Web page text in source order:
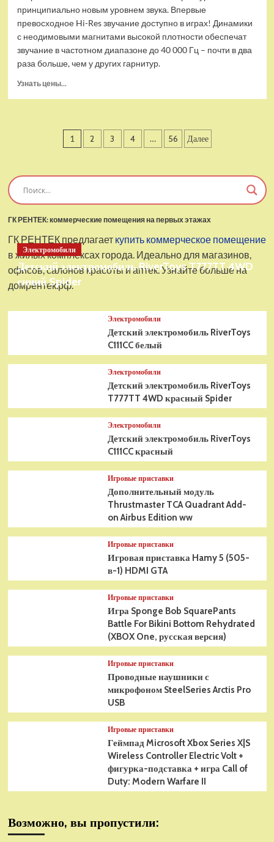
принципиально новым уровнем звука. Впервые
превосходное Hi-Res звучание доступно в играх! Динамики
с неодимовыми магнитами высокой плотности обеспечат
звучание в частотном диапазоне до 40 000 Гц – почти в два
раза больше, чем у других гарнитур.
Узнать цены...
наушники
Arctis
Пагинация
1 2 3 4 … 56 Далее
ГК РЕНТЕК: коммерческие помещения на первых этажах
ГК РЕНТЕК предлагает купить коммерческое помещение
в жилых комплексах города. Идеально для магазинов,
офисов, салонов красоты и аптек. Узнайте больше на
домрентек.рф.
Электромобили
Детский электромобиль RiverToys T777TT 4WD
синий Spider
Электромобили
Детский электромобиль RiverToys
C111CC белый
Электромобили
Детский электромобиль RiverToys
T777TT 4WD красный Spider
Электромобили
Детский электромобиль RiverToys
C111CC красный
Игровые приставки
Дополнительный модуль
Thrustmaster TCA Quadrant Add-
on Airbus Edition ww
Игровые приставки
Игровая приставка Hamy 5 (505-
в-1) HDMI GTA
Игровые приставки
Игра Sponge Bob SquarePants
Battle For Bikini Bottom Rehydrated
(XBOX One, русская версия)
Игровые приставки
Проводные наушники с
микрофоном SteelSeries Arctis Pro
USB
Игровые приставки
Геймпад Microsoft Xbox Series X|S
Wireless Controller Electric Volt +
фигурка-подставка + игра Call of
Duty: Modern Warfare II
Возможно, вы пропустили: